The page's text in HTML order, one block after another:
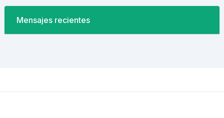
Mensajes recientes